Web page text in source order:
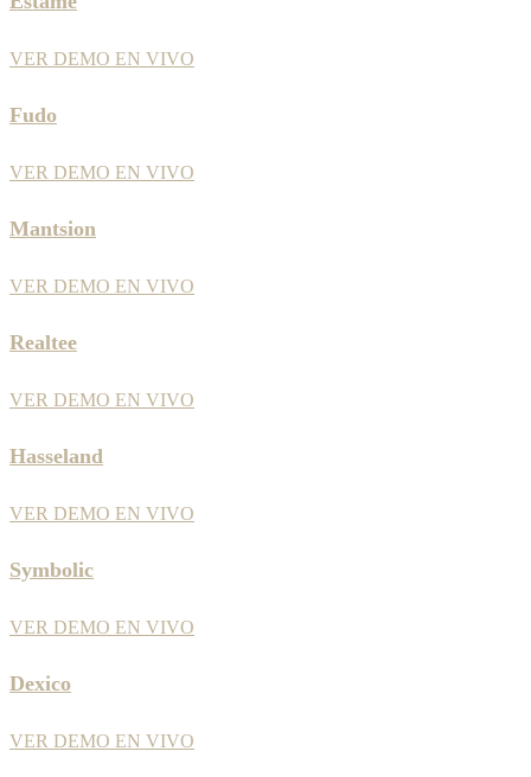
VER DEMO EN VIVO
Fudo
VER DEMO EN VIVO
Mantsion
VER DEMO EN VIVO
Realtee
VER DEMO EN VIVO
Hasseland
VER DEMO EN VIVO
Symbolic
VER DEMO EN VIVO
Dexico
VER DEMO EN VIVO